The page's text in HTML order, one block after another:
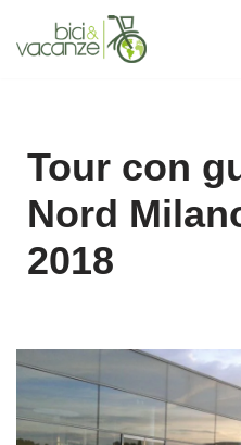
Vai
Tour con
Nord
2018